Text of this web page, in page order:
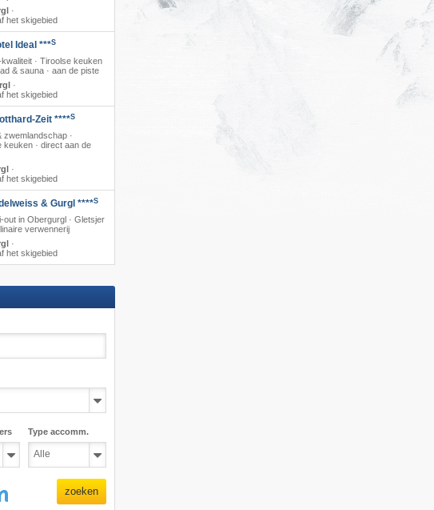
·
het skigebied
Ideal ***S
· Tiroolse keuken
& sauna · aan de piste
·
het skigebied
Zeit ****S
zwemlandschap ·
keuken · direct aan de
·
het skigebied
& Gurgl ****S
out in Obergurgl · Gletsjer
verwennerij
·
het skigebied
Type accomm.
zoeken